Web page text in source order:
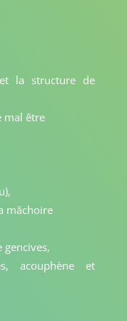
la structure de
mal être
mâchoire
gencives,
acouphène et